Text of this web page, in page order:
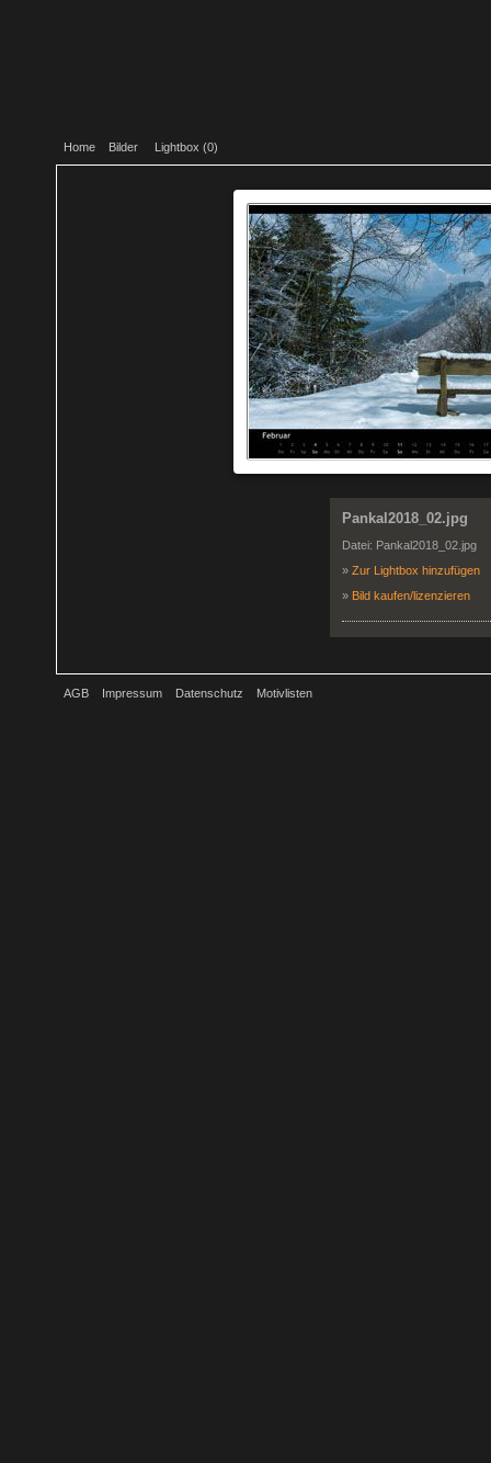
Home Bilder Lightbox (0)
Pankal2018_02.jpg
Datei: Pankal2018_02.jpg
» Zur Lightbox hinzufügen
» Bild kaufen/lizenzieren
AGB Impressum Datenschutz Motivlisten